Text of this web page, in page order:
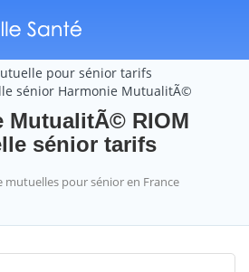
pour sénior tarifs
sénior Harmonie MutualitÃ©
MutualitÃ© RIOM
sénior tarifs
mutuelles pour sénior en France